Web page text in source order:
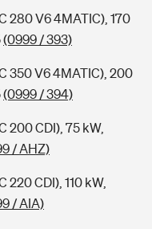
280 V6 4MATIC), 170
(0999 / 393)
350 V6 4MATIC), 200
(0999 / 394)
200 CDI), 75 kW,
/ AHZ)
CDI), 110 kW,
/ AIA)